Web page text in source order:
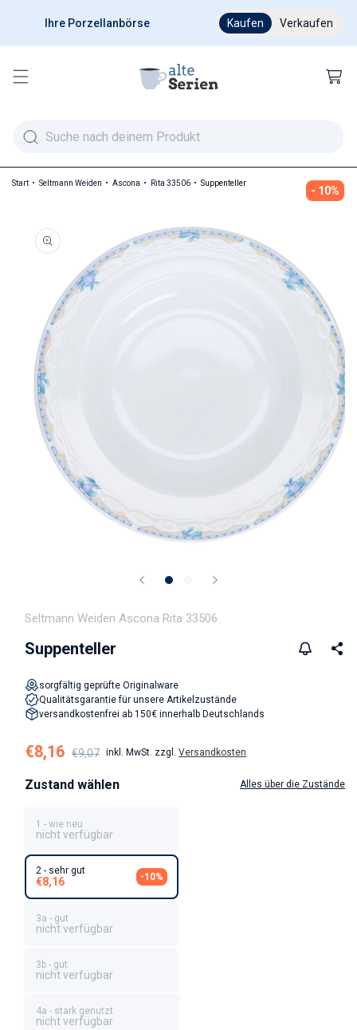
Ihre Porzellanbörse Ab 200 €
Kaufen Verkaufen
Start Seltmann Weiden Ascona Rita 33506 Suppenteller
- 10%
Seltmann Weiden Ascona Rita 33506
Suppenteller
sorgfältig geprüfte Originalware
Qualitätsgarantie für unsere Artikelzustände
versandkostenfrei ab 150€ innerhalb Deutschlands
Verkaufspreis
€8,16 Normaler Preis
€9,07 inkl. MwSt. zzgl.Versandkosten
Zustand wählen Alles über die Zustände
1 - wie neu
nicht verfügbar
2 - sehr gut
€8,16 -10%
3a - gut
nicht verfügbar
3b - gut
nicht verfügbar
4a - stark genutzt
nicht verfügbar